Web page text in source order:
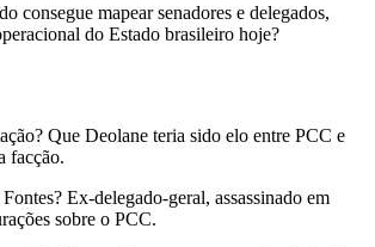
consegue mapear senadores e delegados,
do Estado brasileiro hoje?
Que Deolane teria sido elo entre PCC e
facção.
Ex-delegado-geral, assassinado em
sobre o PCC.